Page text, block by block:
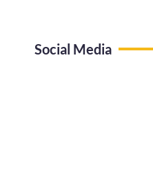
Social Media